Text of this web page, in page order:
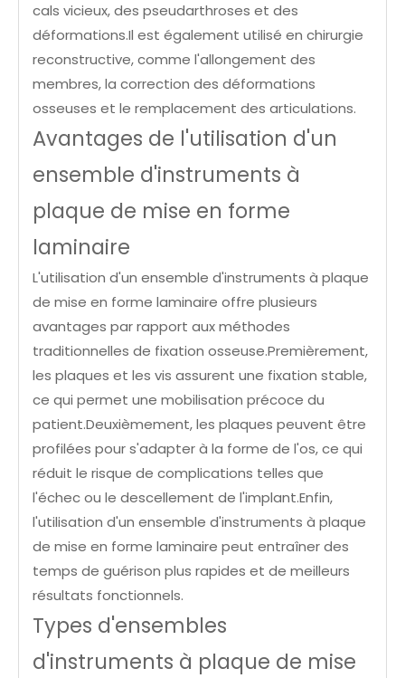
cals vicieux, des pseudarthroses et des
déformations.Il est également utilisé en chirurgie
reconstructive, comme l'allongement des
membres, la correction des déformations
osseuses et le remplacement des articulations.
Avantages de l'utilisation d'un
ensemble d'instruments à
plaque de mise en forme
laminaire
L'utilisation d'un ensemble d'instruments à plaque
de mise en forme laminaire offre plusieurs
avantages par rapport aux méthodes
traditionnelles de fixation osseuse.Premièrement,
les plaques et les vis assurent une fixation stable,
ce qui permet une mobilisation précoce du
patient.Deuxièmement, les plaques peuvent être
profilées pour s'adapter à la forme de l'os, ce qui
réduit le risque de complications telles que
l'échec ou le descellement de l'implant.Enfin,
l'utilisation d'un ensemble d'instruments à plaque
de mise en forme laminaire peut entraîner des
temps de guérison plus rapides et de meilleurs
résultats fonctionnels.
Types d'ensembles
d'instruments à plaque de mise